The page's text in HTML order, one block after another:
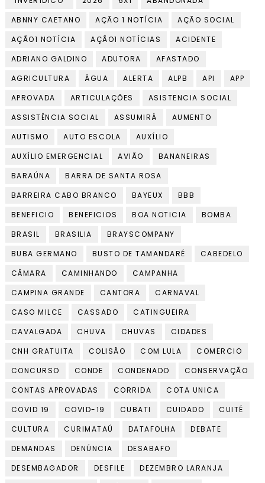
ABNNY CAETANO
AÇÃO 1 NOTÍCIA
AÇÃO SOCIAL
AÇÃO1 NOTÍCIA
AÇÃO1 NOTÍCIAS
ACIDENTE
ADRIANO GALDINO
ADUTORA
AFASTADO
AGRICULTURA
ÁGUA ALERTA ALPB API
APP
APROVADA
ARTICULAÇÕES
ASISTENCIA SOCIAL
ASSISTÊNCIA SOCIAL
ASSUMIRÁ
AUMENTO
AUTISMO
AUTO ESCOLA
AUXÍLIO
AUXÍLIO EMERGENCIAL
AVIÃO
BANANEIRAS
BARAÚNA
BARRA DE SANTA ROSA
BARREIRA CABO BRANCO
BAYEUX
BBB
BENEFICIO
BENEFICIOS BOA NOTICIA
BOMBA
BRASIL
BRASILIA
BRAYSCOMPANY
BUBA GERMANO
BUSTO DE TAMANDARÉ
CABEDELO
CÂMARA
CAMINHANDO
CAMPANHA
CAMPINA GRANDE
CANTORA
CARNAVAL
CASO MILCE
CASSADO
CATINGUEIRA
CAVALGADA
CHUVA CHUVAS
CIDADES
CNH GRATUITA
COLISÃO COM LULA
COMERCIO
CONCURSO
CONDE CONDENADO
CONSERVAÇÃO
CONTAS APROVADAS
CORRIDA
COTA UNICA
COVID 19
COVID-19 CUBATI CUIDADO
CUITÉ
CULTURA
CURIMATAÚ DATAFOLHA
DEBATE
DEMANDAS
DENÚNCIA
DESABAFO
DESEMBAGADOR
DESFILE
DEZEMBRO LARANJA